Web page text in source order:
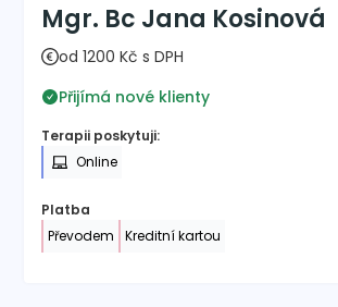
Mgr. Bc Jana Kosinová
od 1200 Kč s DPH
Přijímá nové klienty
Terapii poskytuji:
Online
Platba
Převodem
Kreditní kartou